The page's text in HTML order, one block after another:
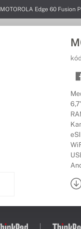
MOTOROLA Edge 60 Fusion